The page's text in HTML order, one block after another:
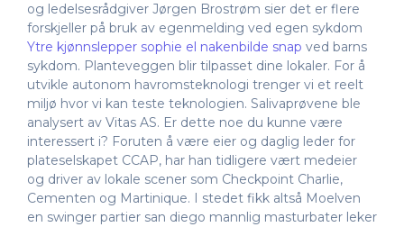
og ledelsesrådgiver Jørgen Brostrøm sier det er flere
forskjeller på bruk av egenmelding ved egen sykdom
Ytre kjønnslepper sophie el nakenbilde snap ved barns
sykdom. Planteveggen blir tilpasset dine lokaler. For å
utvikle autonom havromsteknologi trenger vi et reelt
miljø hvor vi kan teste teknologien. Salivaprøvene ble
analysert av Vitas AS. Er dette noe du kunne være
interessert i? Foruten å være eier og daglig leder for
plateselskapet CCAP, har han tidligere vært medeier
og driver av lokale scener som Checkpoint Charlie,
Cementen og Martinique. I stedet fikk altså Moelven
en swinger partier san diego mannlig masturbater leker